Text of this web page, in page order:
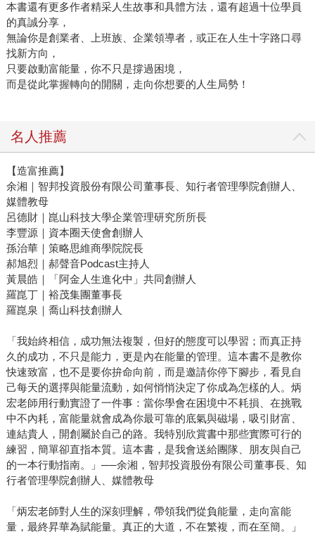
本書還有更多作者精采人生故事和具體方法，還有超過十位學員
的真誠分享，
無論你是創業者、上班族、企業領導者，或正在人生十字路口尋
找新方向，
只要啟動富能量，你不只是撐過困境，
而是從此掌握轉向的開關，走向你想要的人生局勢！
名人推薦
【造富推薦】
余湘｜智邦投資股份有限公司董事長、知行者管理學院創辦人、
媒體教母
呂德財｜崑山科技大學企業管理研究所所長
李豐源｜資本圈天使會創辦人
孫治華｜策略思維商學院院長
郝旭烈｜郝聲音Podcast主持人
黃晨皓｜「阿金人生進化中」共同創辦人
羅崑丁｜裕茂集團董事長
羅崑泉｜喬山科技創辦人
「我始終相信，成功無法複製，但好的態度可以學習；而真正持
久的成功，不只是能力，更是內在能量的管理。這本書不是教你
快速致富，也不是要你拚命向前，而是邀請你停下腳步，看見自
己每天的選擇與能量流動，如何悄悄決定了你成為怎樣的人。炳
宏老師用行動實證了一件事：當你學會在困境中不耗損、在挑戰
中不內耗，富能量就會成為你最可靠的底氣與磁場，吸引財富、
連結貴人，開創屬於自己的路。我特別欣賞書中那些實際可行的
練習，簡單卻直指本質。這本書，是我會送給團隊、朋友與自己
的一本行動指南。」──余湘，智邦投資股份有限公司董事長、知
行者管理學院創辦人、媒體教母
「炳宏老師對人生的深刻理解，帶領我們從負能量，走向富能
量，最終昇華為賦能量。真正的大道，不在繁複，而在至簡。」